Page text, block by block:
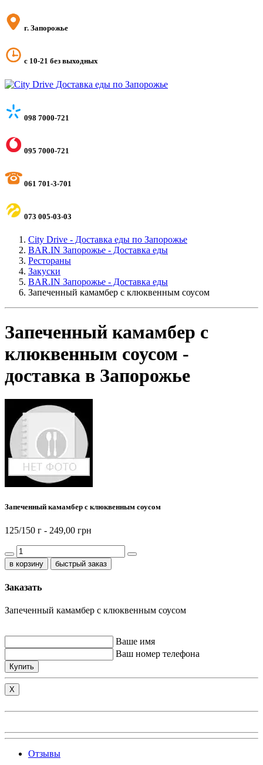
г. Запорожье
с 10-21 без выходных
098 7000-721
095 7000-721
061 701-3-701
073 005-03-03
City Drive - Доставка еды по Запорожье
BAR.IN Запорожье - Доставка еды
Рестораны
Закуски
BAR.IN Запорожье - Доставка еды
Запеченный камамбер с клюквенным соусом
Запеченный камамбер с
клюквенным соусом -
доставка в Запорожье
Запеченный камамбер с клюквенным соусом
125/150 г - 249,00 грн
быстрый заказ
Заказать
Запеченный камамбер с клюквенным соусом
Ваше имя
Ваш номер телефона
Купить
X
Отзывы